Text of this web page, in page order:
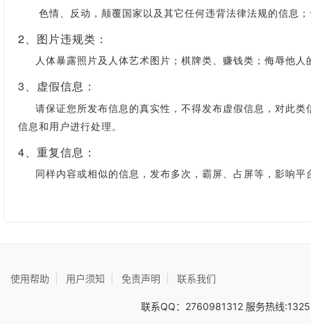
色情、反动，颠覆国家以及其它任何违背法律法规的信息
2、图片违规类：
人体暴露照片及人体艺术图片；棋牌类、赚钱类；侮辱他人
3、虚假信息：
请保证您所发布信息的真实性，不得发布虚假信息，对此类
信息和用户进行处理。
4、重复信息：
同样内容或相似的信息，发布多次，霸屏、占屏等，影响平
使用帮助 用户须知 免责声明 联系我们
联系QQ：2760981312 服务热线